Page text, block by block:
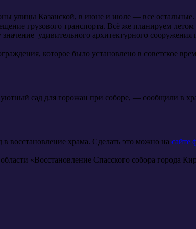
улицы Казанской, в июне и июле — все
грузового транспорта. Всё же планируем летом
удивительного архитектурного
которое было установлено в советское
сад для горожан при соборе, — сообщили в
восстановление храма. Сделать это можно на сайте
«Восстановление Спасского собора города